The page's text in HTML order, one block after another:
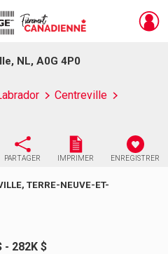
NL, A0G 4P0
Centreville
PARTAGER IMPRIMER ENREGISTRER
TERRE-NEUVE-ET-
- 282K $